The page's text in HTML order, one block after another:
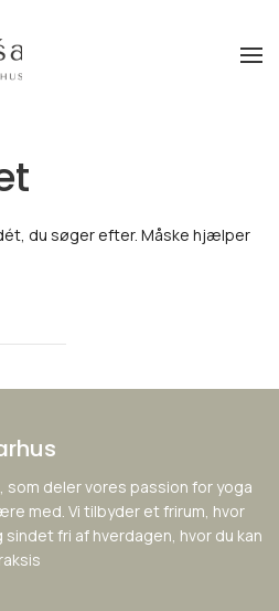
du søger efter. Måske hjælper
som deler vores passion for yoga
med. Vi tilbyder et frirum, hvor
fri af hverdagen, hvor du kan